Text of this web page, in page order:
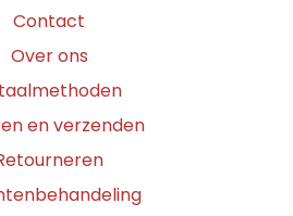
Contact
Over ons
en verzenden